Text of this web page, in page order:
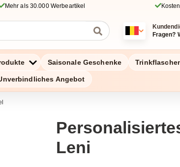
Mehr als 30.000 Werbeartikel
Fragen?
Saisonale Geschenke
Angebot
Leni